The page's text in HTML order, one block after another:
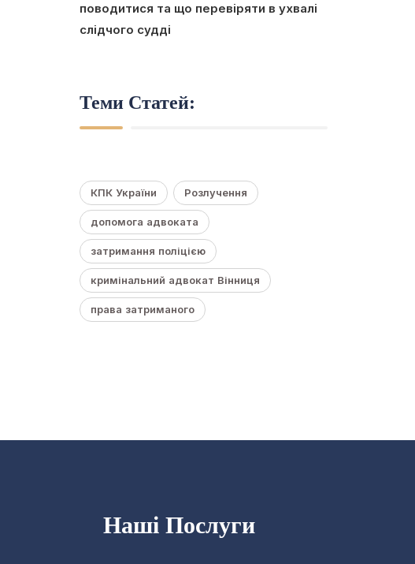
поводитися та що перевіряти в ухвалі
слідчого судді
Теми Статей:
КПК України Розлучення
допомога адвоката
затримання поліцією
кримінальний адвокат Вінниця
права затриманого
Наші Послуги